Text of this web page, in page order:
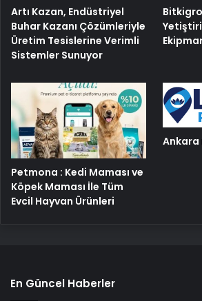
Artı Kazan, Endüstriyel
Buhar Kazanı Çözümleriyle
Üretim Tesislerine Verimli
Sistemler Sunuyor
Petmona : Kedi Maması ve
Köpek Maması İle Tüm
Evcil Hayvan Ürünleri
En Güncel Haberler